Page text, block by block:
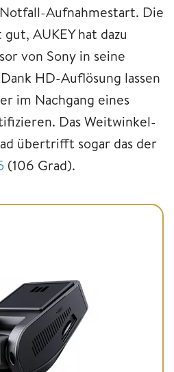
Aufnahmestart. Die
AUKEY hat dazu
von Sony in seine
HD-Auflösung lassen
im Nachgang eines
Das Weitwinkel-
übertrifft sogar das der
(106 Grad).